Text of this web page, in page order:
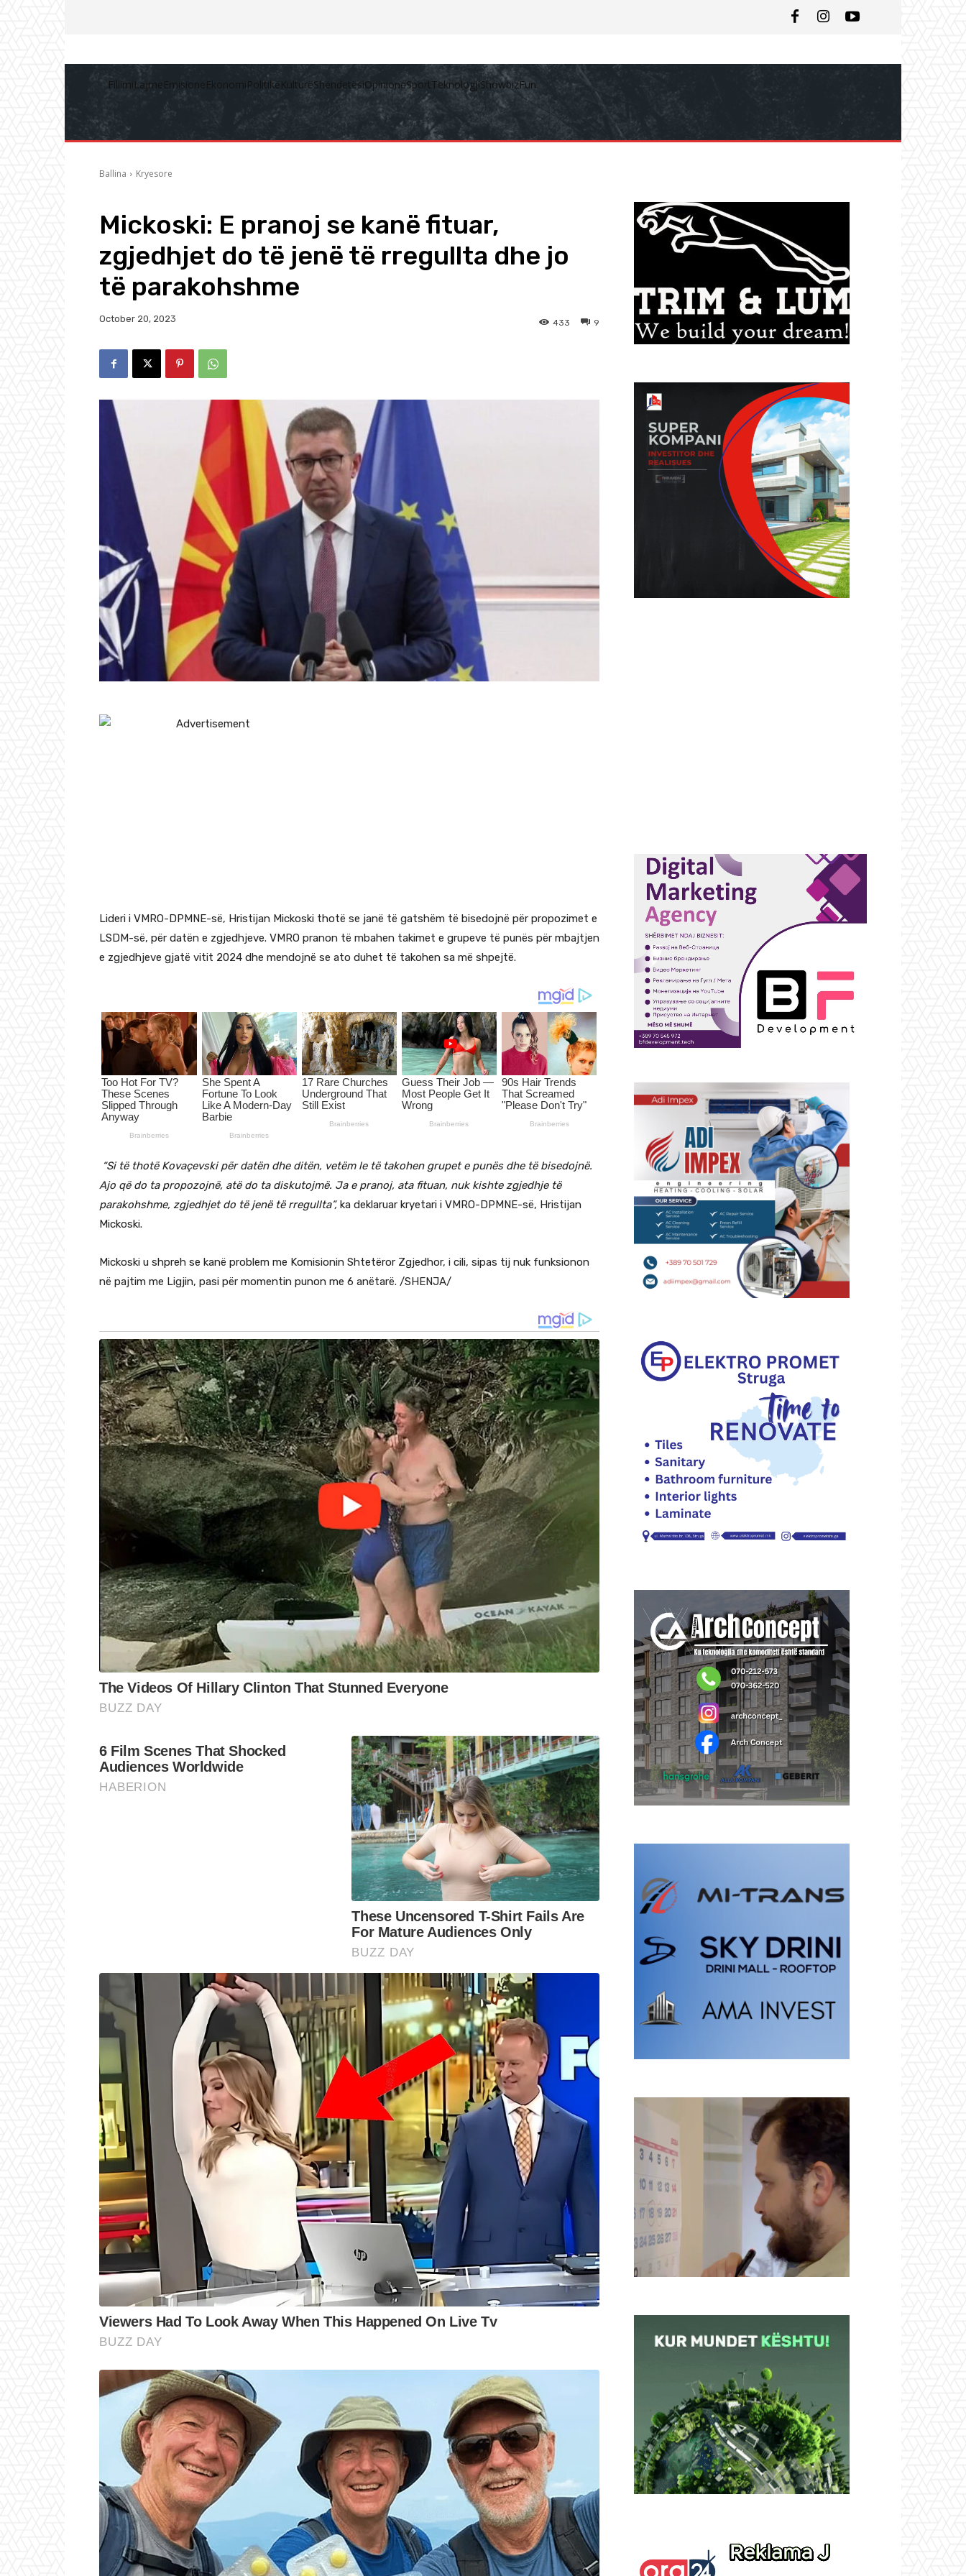
FillimiLajmeEmisioneEkonomiPolitikëKulturëShëndetësiOpinioneSportTeknologjiShowbizFun
Ballina Kryesore
Mickoski: E pranoj se kanë fituar,
zgjedhjet do të jenë të rregullta dhe jo
të parakohshme
October 20, 2023 9
433
Lideri i VMRO-DPMNE-së, Hristijan Mickoski thotë se janë të gatshëm të bisedojnë për propozimet e
LSDM-së, për datën e zgjedhjeve. VMRO pranon të mbahen takimet e grupeve të punës për mbajtjen
e zgjedhjeve gjatë vitit 2024 dhe mendojnë se ato duhet të takohen sa më shpejtë.
“Si të thotë Kovaçevski për datën dhe ditën, vetëm le të takohen grupet e punës dhe të bisedojnë.
Ajo që do ta propozojnë, atë do ta diskutojmë. Ja e pranoj, ata fituan, nuk kishte zgjedhje të
parakohshme, zgjedhjet do të jenë të rregullta”, ka deklaruar kryetari i VMRO-DPMNE-së, Hristijan
Mickoski.
Mickoski u shpreh se kanë problem me Komisionin Shtetëror Zgjedhor, i cili, sipas tij nuk funksionon
në pajtim me Ligjin, pasi për momentin punon me 6 anëtarë. /SHENJA/